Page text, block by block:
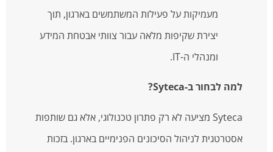
מעמיקות על פעילות המשתמשים בארגון, תוך
יצירת שקיפות מלאה עבור צוותי אבטחת המידע
ומנהלי ה-IT.
למה לבחור ב-Syteca?
Syteca מציעה לא רק פתרון טכנולוגי, אלא גם שותפות
אסטרטגית לניהול הסיכונים הפנימיים בארגון. בזכות